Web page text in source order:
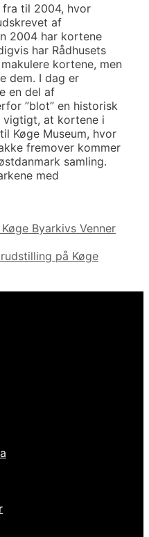
til 2004, hvor
af
2004 har kortene
har Rådhusets
kortene, men
dem. I dag er
en del af
”blot” en historisk
at kortene i
Køge Museum, hvor
fremover kommer
samling.
med
Byarkivs Venner
på Køge